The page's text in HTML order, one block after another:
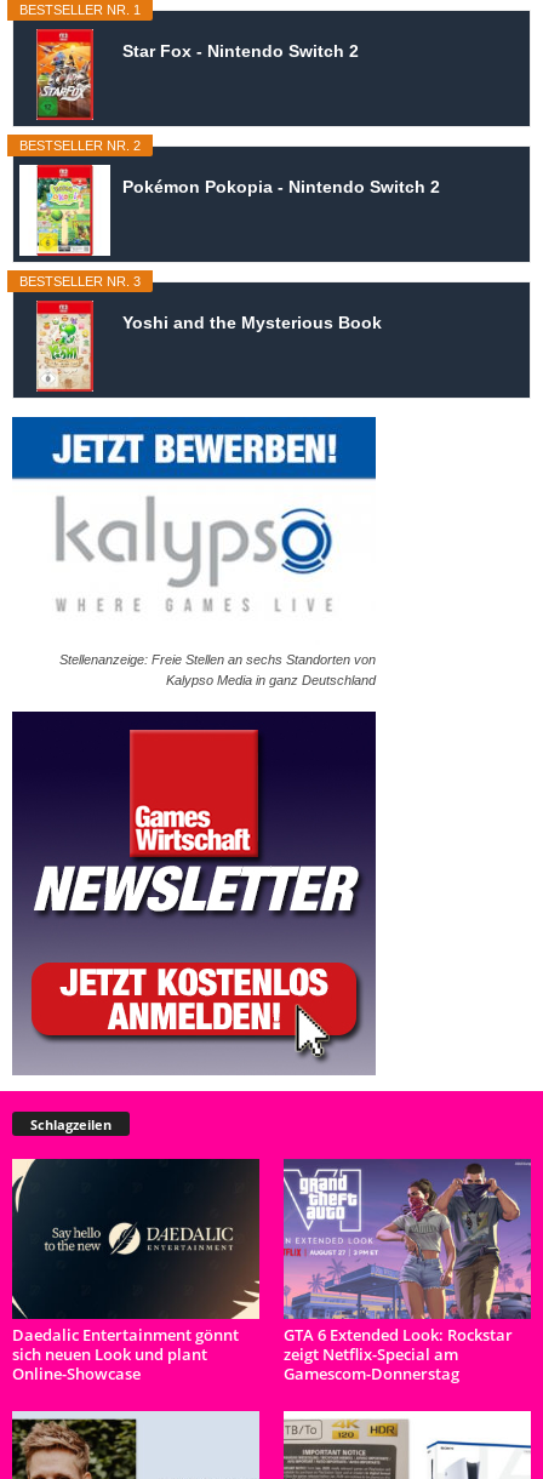
BESTSELLER NR. 1
Star Fox - Nintendo Switch 2
BESTSELLER NR. 2
Pokémon Pokopia - Nintendo Switch 2
BESTSELLER NR. 3
Yoshi and the Mysterious Book
Stellenanzeige: Freie Stellen an sechs Standorten von
Kalypso Media in ganz Deutschland
Schlagzeilen
Daedalic Entertainment gönnt
sich neuen Look und plant
Online-Showcase
GTA 6 Extended Look: Rockstar
zeigt Netflix-Special am
Gamescom-Donnerstag